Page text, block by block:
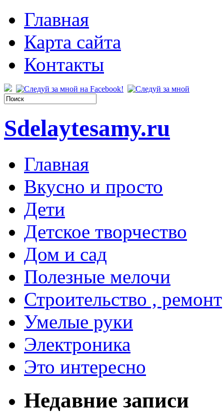
Главная
Карта сайта
Контакты
Sdelaytesamy.ru
Главная
Вкусно и просто
Дети
Детское творчество
Дом и сад
Полезные мелочи
Строительство , ремонт
Умелые руки
Электроника
Это интересно
Недавние записи